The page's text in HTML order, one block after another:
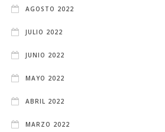
AGOSTO 2022
JULIO 2022
JUNIO 2022
MAYO 2022
ABRIL 2022
MARZO 2022